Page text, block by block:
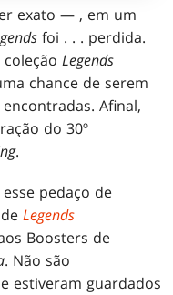
exato — , em um
foi . . . perdida.
coleçãoLegends
chance de serem
Afinal,
do 30º
.
pedaço de
deLegends
Boosters de
. Não são
estiveram guardados